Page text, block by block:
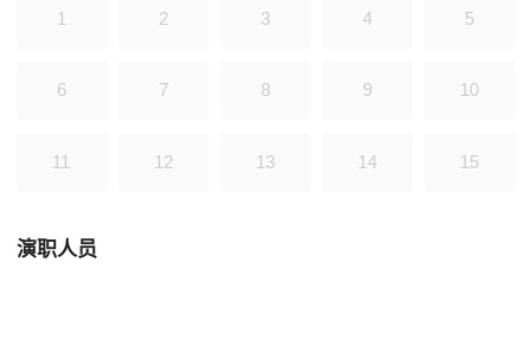
1 2 3 4 5
6 7 8 9 10
11 12 13 14 15
演职人员